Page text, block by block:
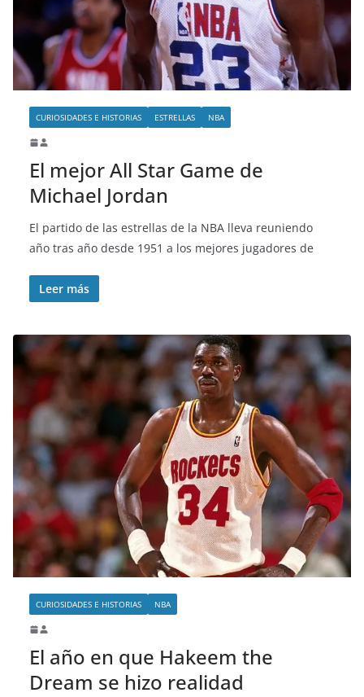
CURIOSIDADES E HISTORIAS ESTRELLAS NBA
El mejor All Star Game de
Michael Jordan
El partido de las estrellas de la NBA lleva reuniendo
año tras año desde 1951 a los mejores jugadores de
Leer más
CURIOSIDADES E HISTORIAS NBA
El año en que Hakeem the
Dream se hizo realidad